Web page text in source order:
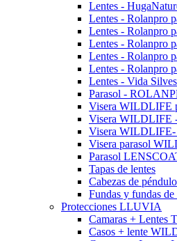
Lentes -
Lentes - Rolanpro
Lentes - Rolanpro
Lentes - Rolanpro
Lentes - Rolanpro
Lentes - Rolanpro
Lentes - Vida
Parasol -
Visera WILDLIFE
Visera WILDLIFE
Visera WILDLIFE-
Visera parasol
Parasol
Tapas de lentes
Cabezas de
Fundas y fundas de
Protecciones LLUVIA
Camaras + Lentes
Casos + lente